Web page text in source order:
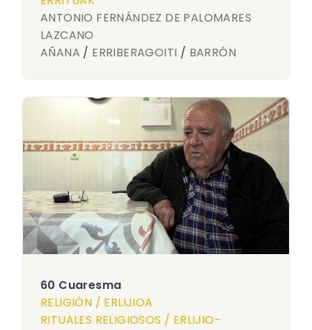
ANTONIO FERNÁNDEZ DE PALOMARES
LAZCANO
AÑANA / ERRIBERAGOITI / BARRÓN
60 Cuaresma
RELIGIÓN / ERLIJIOA
RITUALES RELIGIOSOS / ERLIJIO-